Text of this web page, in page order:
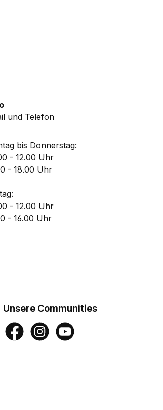
und Telefon
bis Donnerstag:
- 12.00 Uhr
- 18.00 Uhr
- 12.00 Uhr
- 16.00 Uhr
Unsere Communities
FacebookInstagramYouTube